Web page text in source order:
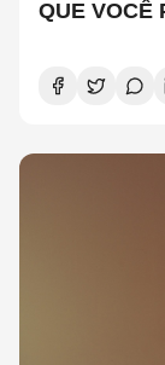
QUE VOCÊ